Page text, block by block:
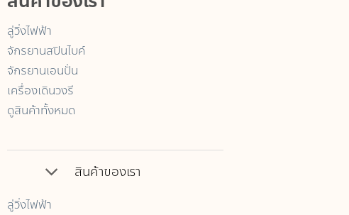
ลู่วิ่งไฟฟ้า
จักรยานสปินไบค์
จักรยานเอนปั่น
เครื่องเดินวงรี
ดูสินค้าทั้งหมด
สินค้าของเรา
ลู่วิ่งไฟฟ้า